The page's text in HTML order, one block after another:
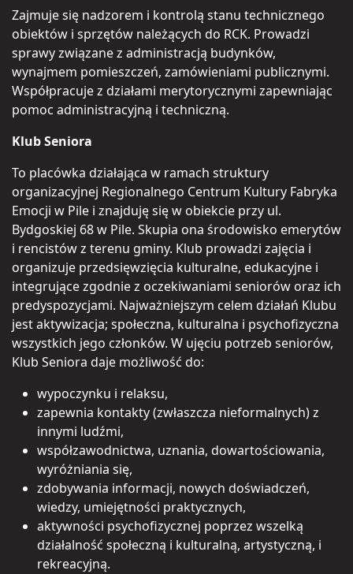
Zajmuje się nadzorem i kontrolą stanu technicznego
obiektów i sprzętów należących do RCK. Prowadzi
sprawy związane z administracją budynków,
wynajmem pomieszczeń, zamówieniami publicznymi.
Współpracuje z działami merytorycznymi zapewniając
pomoc administracyjną i techniczną.
Klub Seniora
To placówka działająca w ramach struktury
organizacyjnej Regionalnego Centrum Kultury Fabryka
Emocji w Pile i znajduję się w obiekcie przy ul.
Bydgoskiej 68 w Pile. Skupia ona środowisko emerytów
i rencistów z terenu gminy. Klub prowadzi zajęcia i
organizuje przedsięwzięcia kulturalne, edukacyjne i
integrujące zgodnie z oczekiwaniami seniorów oraz ich
predyspozycjami. Najważniejszym celem działań Klubu
jest aktywizacja; społeczna, kulturalna i psychofizyczna
wszystkich jego członków. W ujęciu potrzeb seniorów,
Klub Seniora daje możliwość do:
wypoczynku i relaksu,
zapewnia kontakty (zwłaszcza nieformalnych) z
innymi ludźmi,
współzawodnictwa, uznania, dowartościowania,
wyróżniania się,
zdobywania informacji, nowych doświadczeń,
wiedzy, umiejętności praktycznych,
aktywności psychofizycznej poprzez wszelką
działalność społeczną i kulturalną, artystyczną, i
rekreacyjną.